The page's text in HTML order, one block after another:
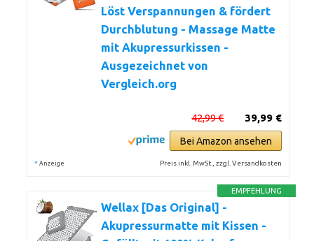
Löst Verspannungen & fördert
Durchblutung - Massage Matte
mit Akupressurkissen -
Ausgezeichnet von
Vergleich.org
39,99 €
42,99 €
Bei Amazon ansehen
* Anzeige Preis inkl. MwSt., zzgl. Versandkosten
EMPFEHLUNG
Wellax [Das Original] -
Akupressurmatte mit Kissen -